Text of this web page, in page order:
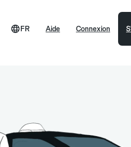
Aide
FR Connexion